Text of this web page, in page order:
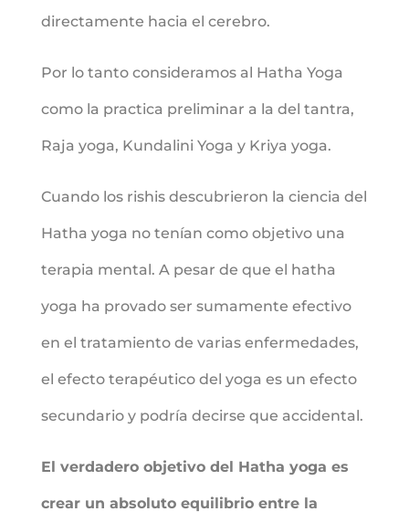
directamente hacia el cerebro.
Por lo tanto consideramos al Hatha Yoga
como la practica preliminar a la del tantra,
Raja yoga, Kundalini Yoga y Kriya yoga.
Cuando los rishis descubrieron la ciencia del
Hatha yoga no tenían como objetivo una
terapia mental. A pesar de que el hatha
yoga ha provado ser sumamente efectivo
en el tratamiento de varias enfermedades,
el efecto terapéutico del yoga es un efecto
secundario y podría decirse que accidental.
El verdadero objetivo del Hatha yoga es
crear un absoluto equilibrio entre la